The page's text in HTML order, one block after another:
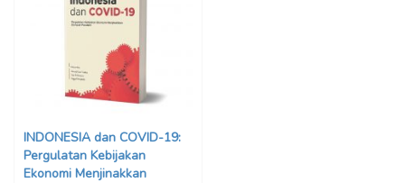
INDONESIA dan COVID-19:
Pergulatan Kebijakan
Ekonomi Menjinakkan